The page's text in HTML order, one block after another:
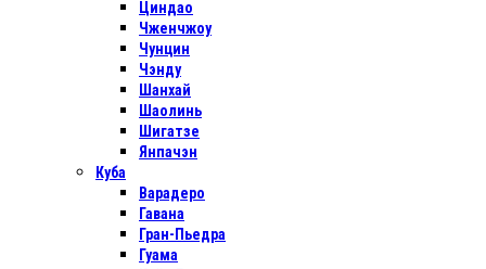
Циндао
Чженчжоу
Чунцин
Чэнду
Шанхай
Шаолинь
Шигатзе
Янпачэн
Куба
Варадеро
Гавана
Гран-Пьедра
Гуама